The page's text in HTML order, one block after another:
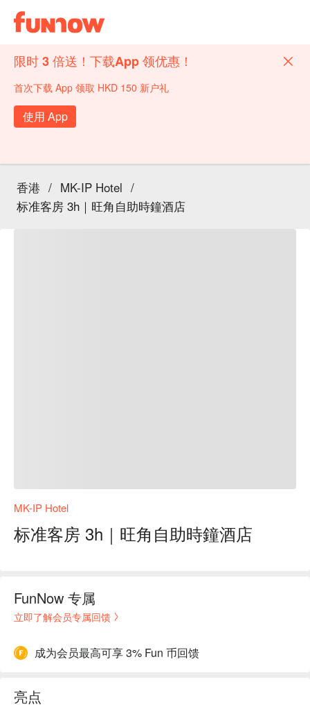
限时 3 倍送！下载App 领优惠！
首次下载 App 领取 HKD 150 新户礼
使用 App
香港 / MK-IP Hotel /
标准客房 3h｜旺角自助時鐘酒店
MK-IP Hotel
标准客房 3h｜旺角自助時鐘酒店
FunNow 专属
立即了解会员专属回馈
成为会员最高可享 3% Fun 币回馈
亮点